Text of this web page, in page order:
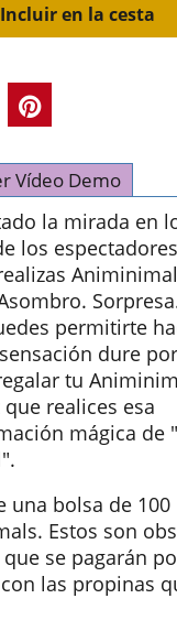
Incluir en la cesta
Vídeo Demo
la mirada en
los espectadores
permitirte
dure
tu
que realices esa
mágica de
una bolsa de 100
Estos son
se pagarán
las propinas